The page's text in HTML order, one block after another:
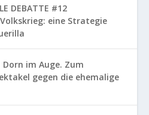
DEBATTE #12
eine Strategie
im Auge. Zum
gegen die ehemalige